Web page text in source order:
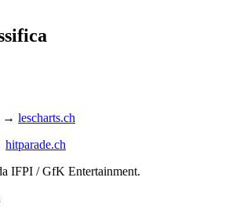
→ lescharts.ch
hitparade.ch
IFPI / GfK Entertainment.